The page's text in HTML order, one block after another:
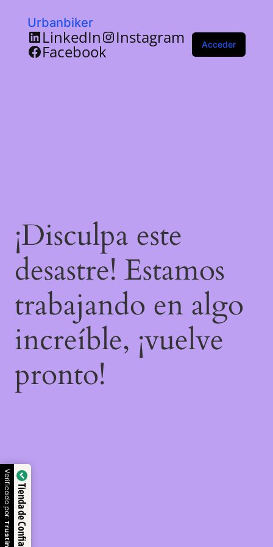
Urbanbiker
LinkedIn Instagram
Facebook Acceder
¡Disculpa este
desastre! Estamos
trabajando en algo
increíble, ¡vuelve
pronto!
Tienda de Confianza
Verificado por: